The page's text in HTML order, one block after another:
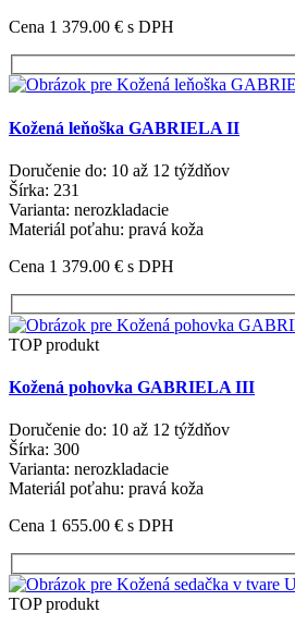
Cena 1 379.00 € s DPH
Kožená leňoška GABRIELA II
Doručenie do: 10 až 12 týždňov
Šírka: 231
Varianta: nerozkladacie
Materiál poťahu: pravá koža
Cena 1 379.00 € s DPH
TOP produkt
Kožená pohovka GABRIELA III
Doručenie do: 10 až 12 týždňov
Šírka: 300
Varianta: nerozkladacie
Materiál poťahu: pravá koža
Cena 1 655.00 € s DPH
TOP produkt